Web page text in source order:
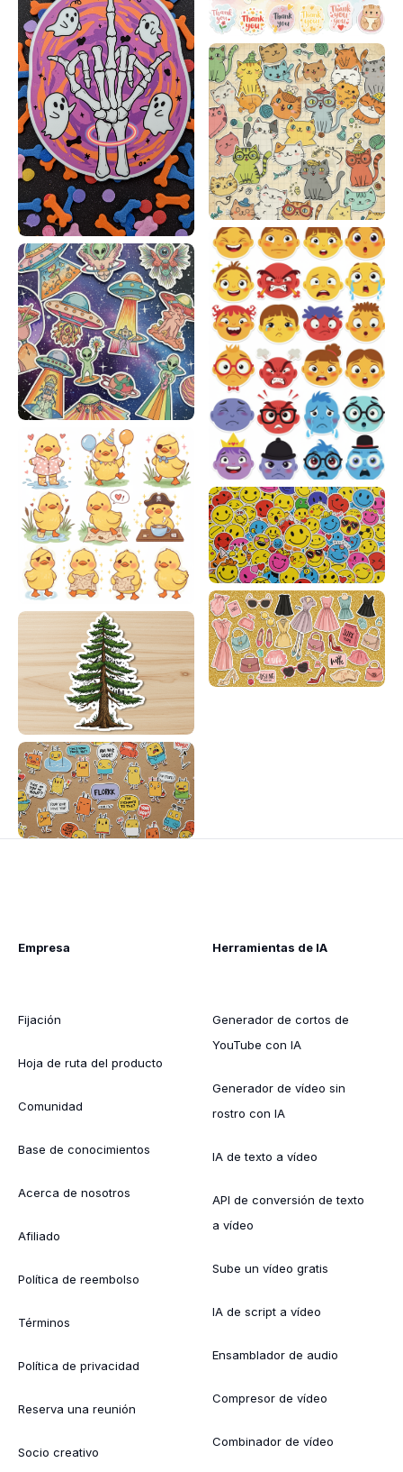
Empresa
Fijación
Hoja de ruta del producto
Comunidad
Base de conocimientos
Acerca de nosotros
Afiliado
Política de reembolso
Términos
Política de privacidad
Reserva una reunión
Socio creativo
Herramientas de IA
Generador de cortos de
YouTube con IA
Generador de vídeo sin
rostro con IA
IA de texto a vídeo
API de conversión de texto
a vídeo
Sube un vídeo gratis
IA de script a vídeo
Ensamblador de audio
Compresor de vídeo
Combinador de vídeo